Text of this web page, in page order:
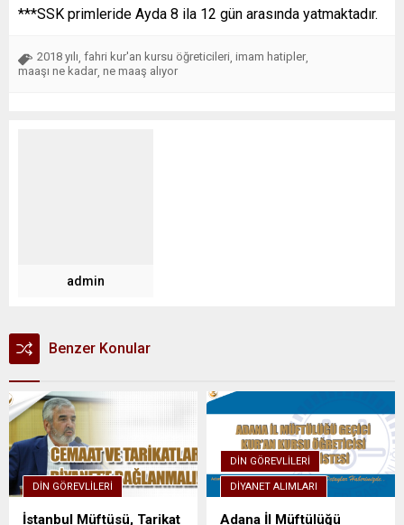
***SSK primleride Ayda 8 ila 12 gün arasında yatmaktadır.
2018 yılı fahri kur'an kursu öğreticileri imam hatipler
maaşı ne kadar ne maaş alıyor
admin
Benzer Konular
DIN GÖREVLILERI
İstanbul Müftüsü, Tarikat
DIN GÖREVLILERI
DIYANET ALIMLARI
Adana İl Müftülüğü